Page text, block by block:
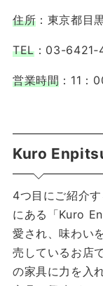
住所 ：東京都目
TEL：03-
営業時間 ：11：
Kuro
4つ目にご紹介
にある「Kuro
愛され、味わい
売しているお店
の家具に力を入